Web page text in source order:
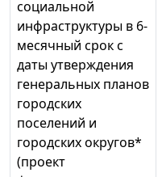
социальной
инфраструктуры в 6-
месячный срок с
даты утверждения
генеральных планов
городских
поселений и
городских округов*
(проект